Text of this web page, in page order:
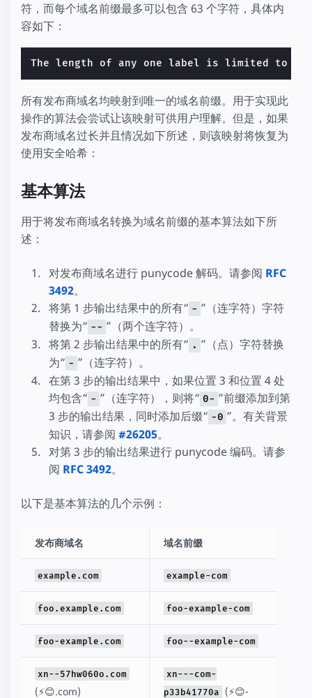
符，而每个域名前缀最多可以包含 63 个字符，具体内
容如下：
The length of any one label is limited to
所有发布商域名均映射到唯一的域名前缀。用于实现此
操作的算法会尝试让该映射可供用户理解。但是，如果
发布商域名过长并且情况如下所述，则该映射将恢复为
使用安全哈希：
基本算法
用于将发布商域名转换为域名前缀的基本算法如下所
述：
对发布商域名进行 punycode 解码。请参阅 RFC
3492。
将第 1 步输出结果中的所有“ - ”（连字符）字符
替换为“ -- ”（两个连字符）。
将第 2 步输出结果中的所有“ . ”（点）字符替换
为“ - ”（连字符）。
在第 3 步的输出结果中，如果位置 3 和位置 4 处
均包含“ - ”（连字符），则将“ 0- ”前缀添加到第
3 步的输出结果，同时添加后缀“ -0 ”。有关背景
知识，请参阅 #26205。
对第 3 步的输出结果进行 punycode 编码。请参
阅 RFC 3492。
以下是基本算法的几个示例：
发布商域名 域名前缀
example.com example-com
foo.example.com foo-example-com
foo-example.com foo--example-com
xn--57hw060o.com
(⚡😊.com)
xn---com-
p33b41770a
(⚡😊-